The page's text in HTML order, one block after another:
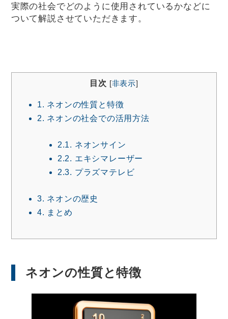
実際の社会でどのように使用されているかなどに
ついて解説させていただきます。
目次 [非表示]
1. ネオンの性質と特徴
2. ネオンの社会での活用方法
2.1. ネオンサイン
2.2. エキシマレーザー
2.3. プラズマテレビ
3. ネオンの歴史
4. まとめ
ネオンの性質と特徴